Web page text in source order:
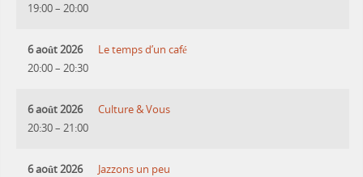
19:00– 20:00
6 août 2026
20:00– 20:30
Le temps d’un café
6 août 2026
20:30– 21:00
Culture & Vous
6 août 2026
Jazzons un peu